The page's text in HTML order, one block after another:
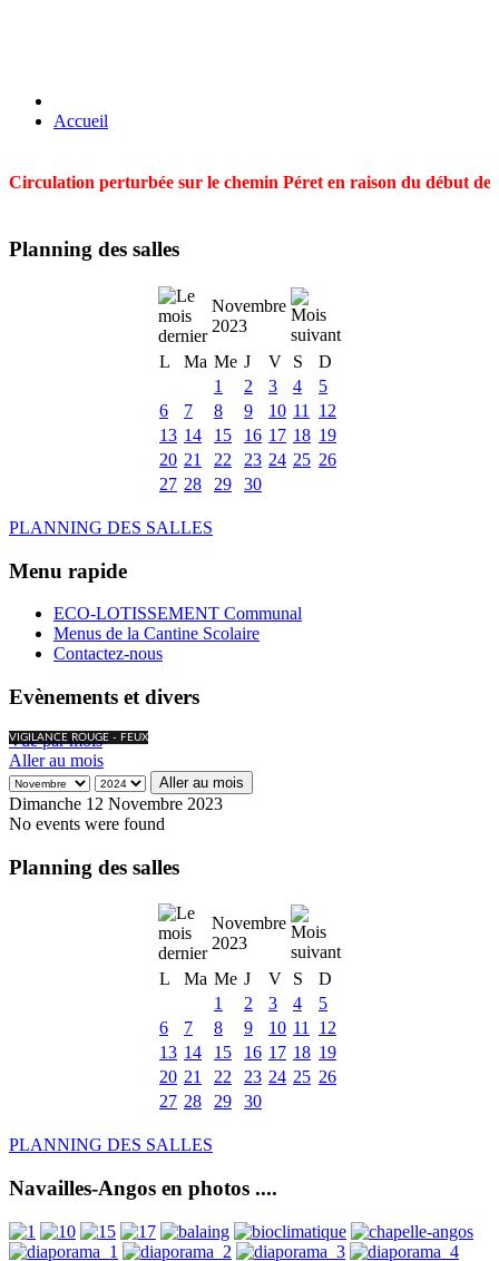
Accueil
Circulation perturbée sur le chemin Péret en raison du début
Planning des salles
Novembre
2023
L
Ma Me J V S
D
1
2 3 4
5
6
7 8 9 10 11
12
13 14 15 16 17 18 19
20 21 22 23 24 25 26
27 28 29 30
PLANNING DES SALLES
Menu rapide
ECO-LOTISSEMENT Communal
Menus de la Cantine Scolaire
Contactez-nous
Evènements et divers
VIGILANCE ROUGE - FEUX
Vue par mois
Aller au mois
Aller au mois
Dimanche 12 Novembre 2023
No events were found
Planning des salles
Novembre
2023
L
Ma Me J V S
D
1
2 3 4
5
6
7 8 9 10 11
12
13 14 15 16 17 18 19
20 21 22 23 24 25 26
27 28 29 30
PLANNING DES SALLES
Navailles-Angos en photos ....